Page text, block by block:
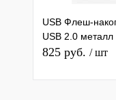
USB Флеш-
USB 2.0 металл
825 руб. / шт